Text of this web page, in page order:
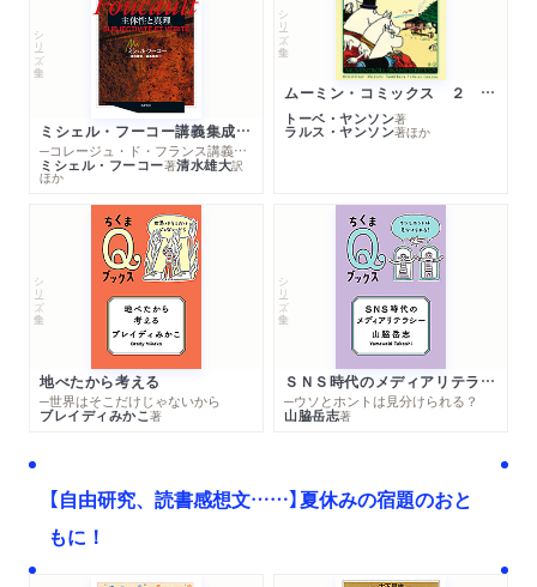
シリーズ・全集
ミシェル・フーコー講義集成１０ 主体性と真理
─コレージュ・ド・フランス講義１９８０－１９８１年度
ミシェル・フーコー著清水雄大訳
ほか
シリーズ・全集
ムーミン・コミックス ２ あこがれの遠い土地
トーベ・ヤンソン著
ラルス・ヤンソン著ほか
シリーズ・全集
地べたから考える
─世界はそこだけじゃないから
ブレイディみかこ著
シリーズ・全集
ＳＮＳ時代のメディアリテラシー
─ウソとホントは見分けられる？
山脇岳志著
【自由研究、読書感想文……】夏休みの宿題のおと
もに！